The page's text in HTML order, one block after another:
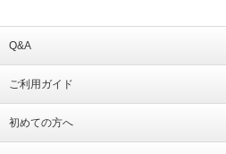
Q&A
ご利用ガイド
初めての方へ